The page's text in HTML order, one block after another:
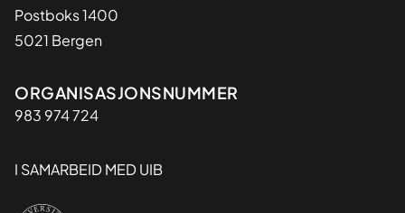
Postboks 1400
5021 Bergen
Organisasjon
ORGANISASJONSNUMMER
983 974 724
I SAMARBEID MED UIB